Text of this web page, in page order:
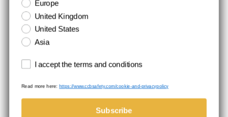
Hold dig opdateret med gode tilbud og produktnyheder. Din e-mail
opbevares sikkert og du kan til enhver tid
Handelsbetingelser
Cookie- og privatlivspolitik
Europe
United Kingdom
United States
Asia
Terms and conditions
I accept the terms and conditions
Read more here:https://www.ccbsafety.com/cookie-and-privacypolicy
Subscribe